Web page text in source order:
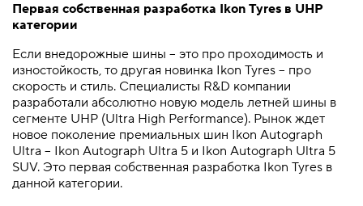
Первая собственная разработка Ikon Tyres в UHP
категории
Если внедорожные шины – это про проходимость и
изностойкость, то другая новинка Ikon Tyres – про
скорость и стиль. Специалисты R&D компании
разработали абсолютно новую модель летней шины в
сегменте UHP (Ultra High Performance). Рынок ждет
новое поколение премиальных шин Ikon Autograph
Ultra – Ikon Autograph Ultra 5 и Ikon Autograph Ultra 5
SUV. Это первая собственная разработка Ikon Tyres в
данной категории.